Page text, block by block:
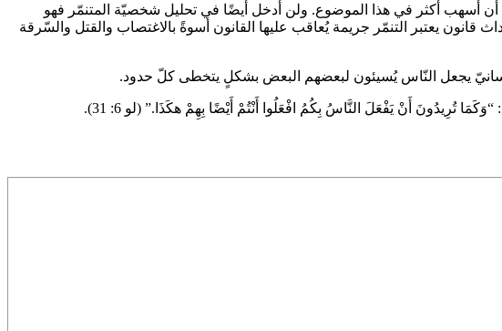
أسهب أكثر في هذا الموضوع. ولن أدخل أيضًا في تحليل شخصيّة المتنمّر فهو
يعتبر التنمّر جريمة يُعاقب عليها القانون أسوةً بالاغتصاب والقتل والسّرقة
يجعل النّاس يُسيئون لبعضهم البعض بشكلٍ يتخطى كلّ حدود.
أَنْ يَفْعَلَ النَّاسُ بِكُمُ افْعَلُوا أَنْتُمْ أَيْضًا بِهِمْ هكَذَا.” (لو 6: 31).